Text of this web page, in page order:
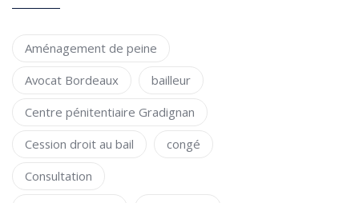
Aménagement de peine
Avocat Bordeaux
bailleur
Centre pénitentiaire Gradignan
Cession droit au bail
congé
Consultation